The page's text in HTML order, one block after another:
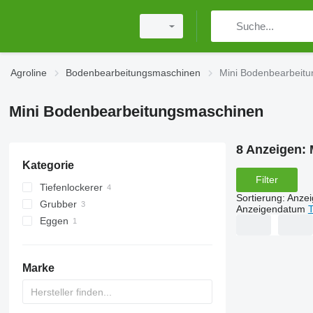
Agroline Bodenbearbeitungsmaschinen Mini
Mini Bodenbearbeitungsmaschinen
Kategorie
Tiefenlockerer
Grubber
Eggen
Marke
8 Anzeigen:
Filter
Sortierung:
Anzeigendatum